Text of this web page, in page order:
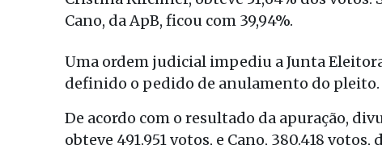
Cano, da ApB, ficou com 39,94%.
Uma ordem judicial impediu a Junta
definido o pedido de anulamento do pleito.
De acordo com o resultado da apuração,
obteve 491.951 votos, e Cano, 380.418